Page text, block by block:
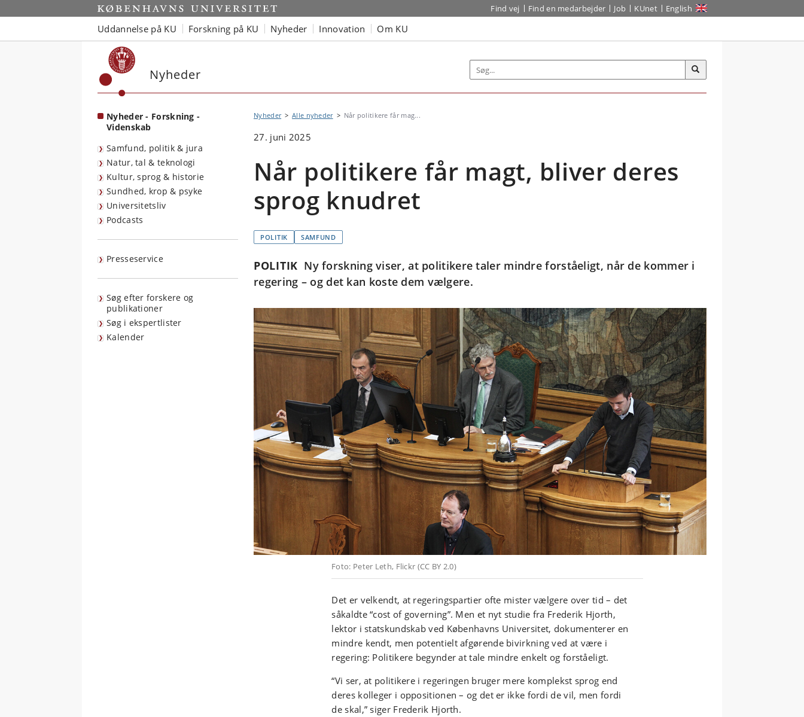
Start Find vej Find en medarbejder Job KUnet English
Uddannelse på KU Forskning på KU Nyheder Innovation Om KU
Nyheder
Nyheder - Forskning -
Videnskab
Samfund, politik & jura
Natur, tal & teknologi
Kultur, sprog & historie
Sundhed, krop & psyke
Universitetsliv
Podcasts
Presseservice
Søg efter forskere og
publikationer
Søg i ekspertlister
Kalender
Nyheder Alle nyheder Når politikere får mag...
27. juni 2025
Når politikere får magt, bliver deres
sprog knudret
POLITIK SAMFUND
POLITIK Ny forskning viser, at politikere taler mindre forståeligt, når de kommer i
regering – og det kan koste dem vælgere.
Foto: Peter Leth, Flickr (CC BY 2.0)
Det er velkendt, at regeringspartier ofte mister vælgere over tid – det
såkaldte “cost of governing”. Men et nyt studie fra Frederik Hjorth,
lektor i statskundskab ved Københavns Universitet, dokumenterer en
mindre kendt, men potentielt afgørende bivirkning ved at være i
regering: Politikere begynder at tale mindre enkelt og forståeligt.
“Vi ser, at politikere i regeringen bruger mere komplekst sprog end
deres kolleger i oppositionen – og det er ikke fordi de vil, men fordi
de skal,” siger Frederik Hjorth.